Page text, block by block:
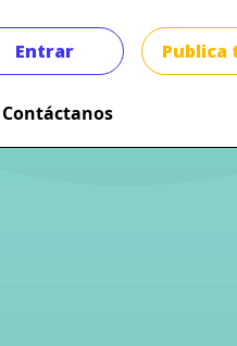
Entrar Publica
Contáctanos